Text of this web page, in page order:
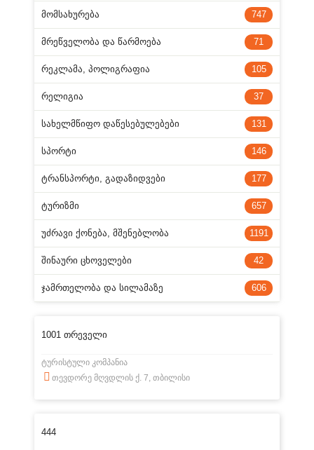
ᲛᲝᲛᲡᲐᲮᲣᲠᲔᲑᲐ 747
ᲛᲠᲔᲬᲕᲔᲚᲝᲑᲐ ᲓᲐ ᲬᲐᲠᲛᲝᲔᲑᲐ 71
ᲠᲔᲙᲚᲐᲛᲐ, ᲞᲝᲚᲘᲒᲠᲐᲤᲘᲐ 105
ᲠᲔᲚᲘᲒᲘᲐ 37
ᲡᲐᲮᲔᲚᲛᲬᲘᲤᲝ ᲓᲐᲬᲔᲡᲔᲑᲣᲚᲔᲑᲔᲑᲘ 131
ᲡᲞᲝᲠᲢᲘ 146
ᲢᲠᲐᲜᲡᲞᲝᲠᲢᲘ, ᲒᲐᲓᲐᲖᲘᲓᲕᲔᲑᲘ 177
ᲢᲣᲠᲘᲖᲛᲘ 657
ᲣᲫᲠᲐᲕᲘ ᲥᲝᲜᲔᲑᲐ, ᲛᲨᲔᲜᲔᲑᲚᲝᲑᲐ 1191
ᲨᲘᲜᲐᲣᲠᲘ ᲪᲮᲝᲕᲔᲚᲔᲑᲘ 42
ᲯᲐᲛᲠᲗᲔᲚᲝᲑᲐ ᲓᲐ ᲡᲘᲚᲐᲛᲐᲖᲔ 606
1001 თრეველი
ტურისტული კომპანია
თევდორე მღვდლის ქ. 7, თბილისი
444